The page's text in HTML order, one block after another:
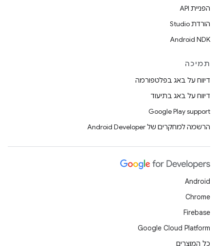
הפניית API
הורדת Studio
Android NDK
תמיכה
דיווח על באג בפלטפורמה
דיווח על באג בתיעוד
Google Play support
הרשמה למחקרים של Android Developer
Android
Chrome
Firebase
Google Cloud Platform
כל המוצרים